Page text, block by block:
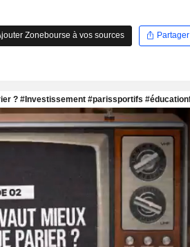
Zonebourse à vos sources Partager